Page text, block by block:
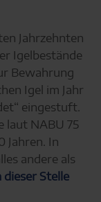
Jahrzehnten
Igelbestände
Bewahrung
Igel im Jahr
eingestuft.
laut NABU 75
Jahren. In
andere als
Stelle